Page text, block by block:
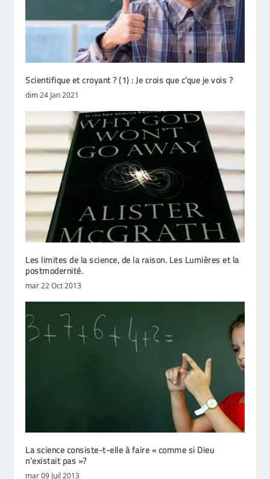
Scientifique et croyant ? (1) : Je crois que c’que je vois ?
dim 24 Jan 2021
Les limites de la science, de la raison. Les Lumières et la
postmodernité.
mar 22 Oct 2013
La science consiste-t-elle à faire « comme si Dieu
n’existait pas »?
mar 09 Juil 2013